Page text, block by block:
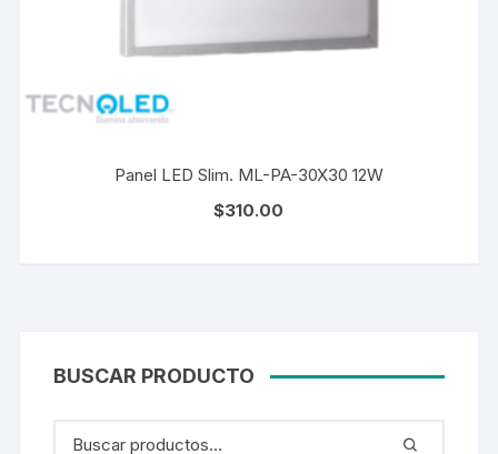
Panel LED Slim. ML-PA-30X30 12W
$310.00
BUSCAR PRODUCTO